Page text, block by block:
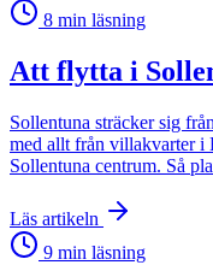
8 min läsning
Att flytta i
Sollentuna sträcker sig
med allt från villakvarter i
Sollentuna centrum. Så
Läs artikeln
9 min läsning